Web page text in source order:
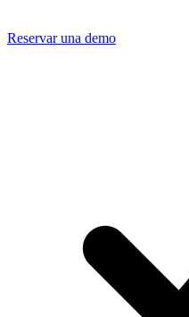
Reservar una demo